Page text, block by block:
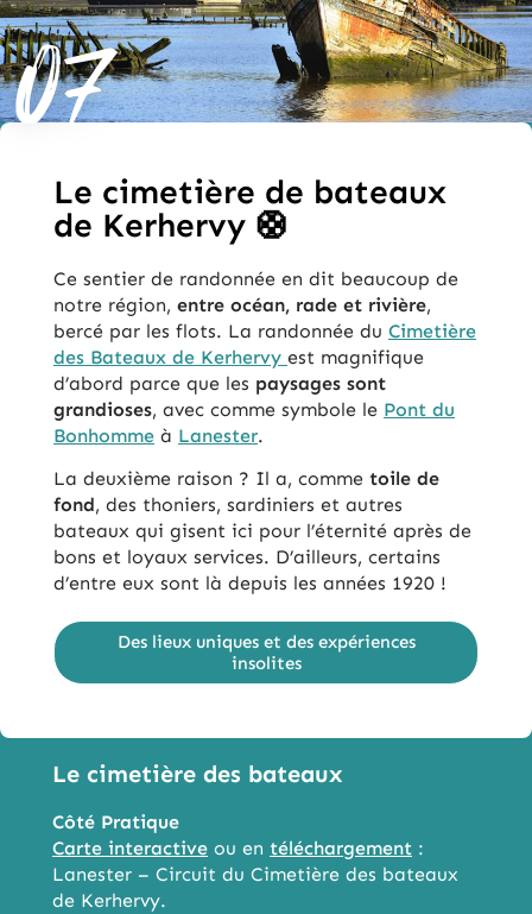
Le cimetière des bateaux
Côté Pratique
Carte interactive ou en téléchargement :
Lanester – Circuit du Cimetière des bateaux
de Kerhervy.
07
Le cimetière de bateaux
de Kerhervy 🛟
Ce sentier de randonnée en dit beaucoup de
notre région, entre océan, rade et rivière,
bercé par les flots. La randonnée du Cimetière
des Bateaux de Kerhervy est magnifique
d’abord parce que les paysages sont
grandioses, avec comme symbole le Pont du
Bonhomme à Lanester.
La deuxième raison ? Il a, comme toile de
fond, des thoniers, sardiniers et autres
bateaux qui gisent ici pour l’éternité après de
bons et loyaux services. D’ailleurs, certains
d’entre eux sont là depuis les années 1920 !
Des lieux uniques et des expériences
insolites